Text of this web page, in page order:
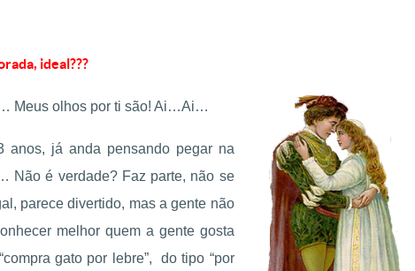
ideal???
Meus olhos por ti são! Ai…Ai…
anos, já anda pensando pegar na
Não é verdade? Faz parte, não se
parece divertido, mas a gente não
melhor quem a gente gosta
gato por lebre”, do tipo “por
fé
sólida para
diários que
espiritualidade em
A fé como bússola
na formação de
crianças e jovens
Dicas práticas para transmitir
valores cristãos no dia a dia.